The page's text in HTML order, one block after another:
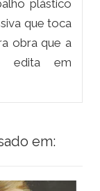
plástico
que toca
obra que a
edita em
em: